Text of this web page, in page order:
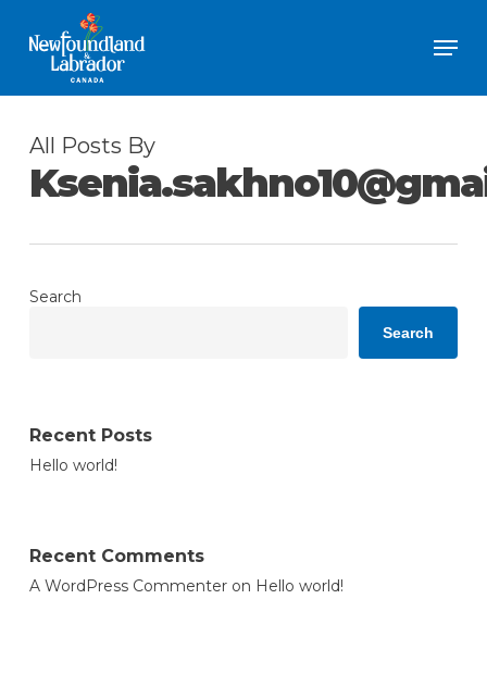
content
All Posts By
Search
Search
Recent Posts
Hello world!
Recent Comments
A WordPress Commenteron Hello world!
Menu